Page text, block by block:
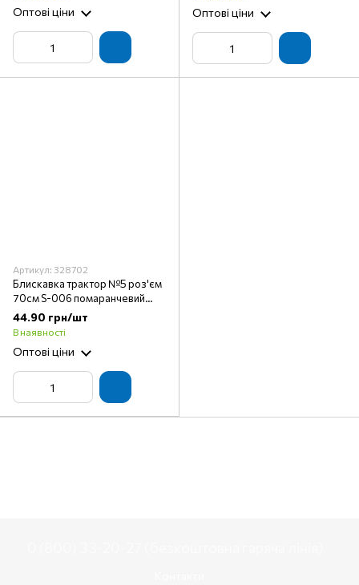
Оптові ціни Оптові ціни
Артикул: 328702
Блискавка трактор №5 роз'єм
70см S-006 помаранчевий
КТМ
44.90 грн/шт
В наявності
Оптові ціни